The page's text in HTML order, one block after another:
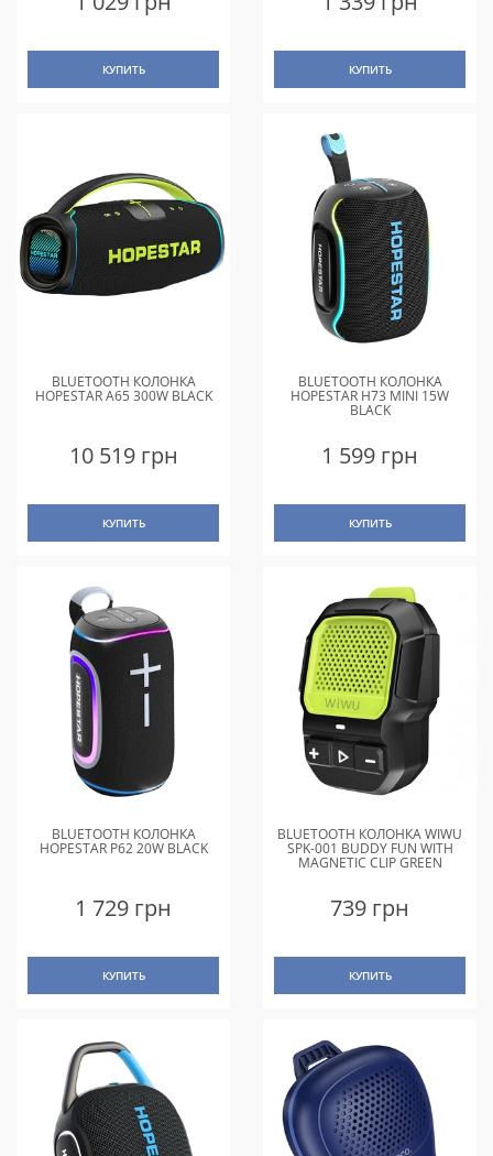
КУПИТЬ КУПИТЬ
BLUETOOTH КОЛОНКА
HOPESTAR A65 300W BLACK
10 519 грн
КУПИТЬ
BLUETOOTH КОЛОНКА
HOPESTAR H73 MINI 15W
BLACK
1 599 грн
КУПИТЬ
BLUETOOTH КОЛОНКА
HOPESTAR P62 20W BLACK
1 729 грн
КУПИТЬ
BLUETOOTH КОЛОНКА WIWU
SPK-001 BUDDY FUN WITH
MAGNETIC CLIP GREEN
739 грн
КУПИТЬ